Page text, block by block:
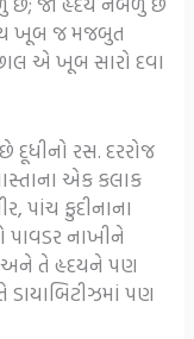
ખૂબ જ મજબુત
એ ખૂબ સારો દવા
રસ. દરરોજ
એક કલાક
પાંચ ફુદીનાના
પાવડર નાખીને
અને તે હૃદયને પણ
પણ